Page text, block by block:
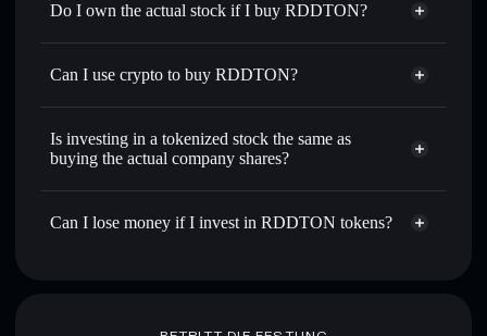
Do I own the actual stock if I buy RDDTON?
Can I use crypto to buy RDDTON?
Is investing in a tokenized stock the same as
buying the actual company shares?
Can I lose money if I invest in RDDTON tokens?